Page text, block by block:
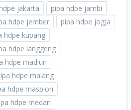
jakarta
pipa hdpe jambi
hdpe jember
pipa hdpe jogja
hdpe kupang
hdpe langgeng
hdpe madiun
hdpe malang
hdpe maspion
hdpe medan